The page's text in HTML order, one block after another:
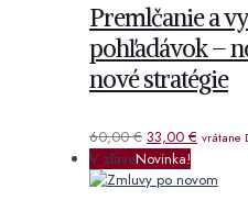
Premlčanie a
pohľadávok –
nové stratégie
60,00€ Pôvodná
cena
bola:
33,00 €
je:
vrátane
V zľaveNovinka!